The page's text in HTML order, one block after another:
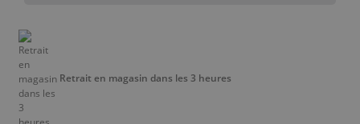
Retrait en magasin dans les 3 heures